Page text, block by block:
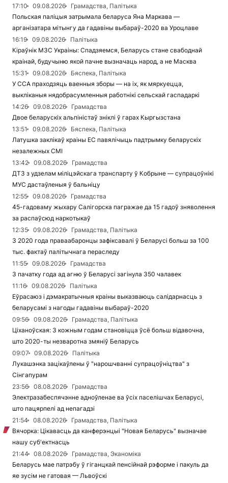
17:10 09.08.2026
Грамадства, Палітыка
Польская паліцыя затрымала беларуса Яна Маркава —
арганізатара мітынгу да гадавіны выбараў-2020 ва Уроцлаве
16:19
09.08.2026
Палітыка
Кіраўнік МЗС Украіны: Спадзяемся, Беларусь стане свабоднай
краінай, будучыню якой пачне вызначаць народ, а не Масква
15:31
09.08.2026
Бяспека, Палітыка
У ССА праходзяць ваенныя зборы — на іх, як мяркуецца,
выкліканыя нядобрасумленныя работнікі сельскай гаспадаркі
14:26
09.08.2026
Грамадства
Двое беларускіх альпіністаў зніклі ў гарах Кыргызстана
13:51
09.08.2026
Бяспека, Палітыка
Латушка заклікаў краіны ЕС павялічыць падтрымку беларускіх
незалежных СМІ
13:42
09.08.2026
Грамадства
ДТЗ з удзелам міліцэйскага транспарту ў Кобрыне — супрацоўнікі
МУС дастаўленыя ў бальніцу
12:55
09.08.2026
Грамадства
45-гадоваму жыхару Салігорска пагражае да 15 гадоў зняволення
за распаўсюд наркотыкаў
12:35
09.08.2026
Грамадства, Палітыка
З 2020 года праваабаронцы зафіксавалі ў Беларусі больш за 100
тыс. фактаў палітычнага пераследу
11:55
09.08.2026
Грамадства
З пачатку года ад агню ў Беларусі загінула 350 чалавек
11:16
09.08.2026
Палітыка
Еўрасаюз і дэмакратычныя краіны выказваюць салідарнасць з
беларусамі з нагоды гадавіны выбараў-2020
09:56
09.08.2026
Грамадства, Палітыка
Ціханоўская: З кожным годам становіцца ўсё больш відавочна,
што 2020-ты незваротна змяніў Беларусь
09:07
09.08.2026
Палітыка
Лукашэнка зацікаўлены ў "нарошчванні супрацоўніцтва" з
Сінгапурам
23:56
08.08.2026
Грамадства
Электразабеспячэнне адноўленае ва ўсіх паселішчах Беларусі,
што пацярпелі ад непагадзі
21:54
08.08.2026
Грамадства, Палітыка
Вячорка: Цікавасць да канферэнцыі "Новая Беларусь" вызначае
нашу суб'ектнасць
21:44
08.08.2026
Грамадства, Эканоміка
Беларусь мае патрэбу ў гіганцкай пенсійнай рэформе і пакуль да
яе зусім не гатовая — Львоўскі